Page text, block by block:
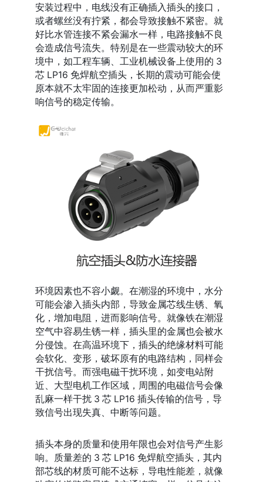
安装过程中，电线没有正确插入插头的接口，
或者螺丝没有拧紧，都会导致接触不紧密。就
好比水管连接不紧会漏水一样，电路接触不良
会造成信号流失。特别是在一些震动较大的环
境中，如工程车辆、工业机械设备上使用的 3
芯 LP16 免焊航空插头，长期的震动可能会使
原本就不太牢固的连接更加松动，从而严重影
响信号的稳定传输。
环境因素也不容小觑。在潮湿的环境中，水分
可能会渗入插头内部，导致金属芯线生锈、氧
化，增加电阻，进而影响信号。就像铁在潮湿
空气中容易生锈一样，插头里的金属也会被水
分侵蚀。在高温环境下，插头的绝缘材料可能
会软化、变形，破坏原有的电路结构，同样会
干扰信号。而强电磁干扰环境，如变电站附
近、大型电机工作区域，周围的电磁信号会像
乱麻一样干扰 3 芯 LP16 插头传输的信号，导
致信号出现失真、中断等问题。
插头本身的质量和使用年限也会对信号产生影
响。质量差的 3 芯 LP16 免焊航空插头，其内
部芯线的材质可能不达标，导电性能差，就像